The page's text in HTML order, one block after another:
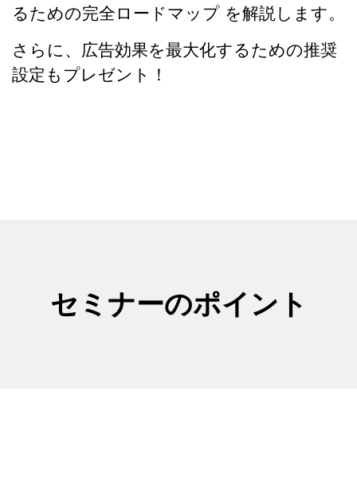
るための完全ロードマップ を解説します。
さらに、広告効果を最大化するための推奨
設定もプレゼント！
セミナーのポイント